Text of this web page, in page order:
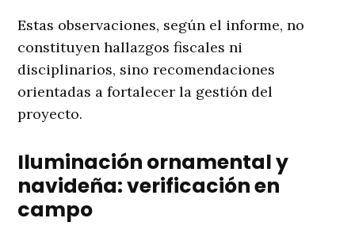
Estas observaciones, según el informe, no
constituyen hallazgos fiscales ni
disciplinarios, sino recomendaciones
orientadas a fortalecer la gestión del
proyecto.
Iluminación ornamental y
navideña: verificación en
campo